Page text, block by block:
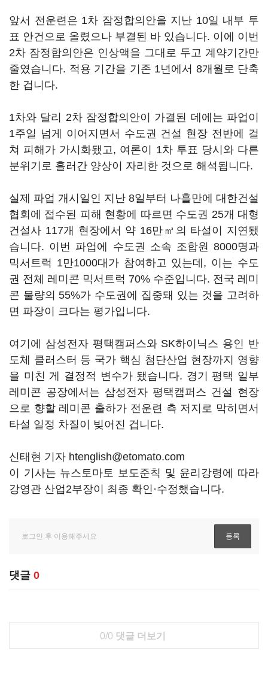
앞서 전운련은 1차 잠정합의안을 지난 10일 내부 투
표 안건으로 올렸으나 부결된 바 있습니다. 이에 이번
2차 잠정합의안은 인상액을 그대로 두고 계약기간만
줄였습니다. 적용 기간을 기존 1년에서 8개월로 단축
한 겁니다.
1차와 달리 2차 잠정합의안이 가결된 데에는 파업이
1주일 넘게 이어지면서 수도권 건설 현장 전반에 걸
쳐 피해가 가시화됐고, 여론이 1차 투표 당시와 다른
분위기로 흘러간 양상이 자리한 것으로 해석됩니다.
실제 파업 개시일인 지난 8일부터 나흘만에 대한건설
협회에 접수된 피해 현황에 따르면 수도권 25개 대형
건설사 117개 현장에서 약 16만㎥의 타설이 지연됐
습니다. 이번 파업에 수도권 소속 조합원 8000명과
믹서트럭 1만1000대가 참여하고 있는데, 이는 수도
권 전체 레미콘 믹서트럭 70% 수준입니다. 전국 레미
콘 물량의 55%가 수도권에 집중돼 있는 것을 고려하
면 파장이 크다는 평가입니다.
여기에 삼성전자 평택캠퍼스와 SK하이닉스 용인 반
도체 클러스터 등 국가 핵심 첨단산업 현장까지 영향
을 미친 게 결정적 변수가 됐습니다. 경기 평택 일부
레미콘 공장에서는 삼성전자 평택캠퍼스 건설 현장
으로 향할 레미콘 출하가 전운련 측 저지로 막히면서
타설 일정 차질이 빚어진 겁니다.
신태현 기자 htenglish@etomato.com
이 기사는 뉴스토마토 보도준칙 및 윤리강령에 따라
강영관 산업2부장이 최종 확인·수정했습니다.
댓글 0
0/0 댓글 더보기